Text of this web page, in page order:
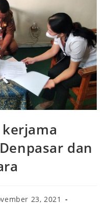
kerjama
dan
23, 2021